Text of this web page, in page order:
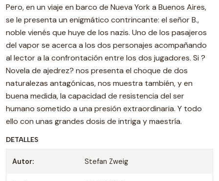
Pero, en un viaje en barco de Nueva York a Buenos Aires,
se le presenta un enigmático contrincante: el señor B.,
noble vienés que huye de los nazis. Uno de los pasajeros
del vapor se acerca a los dos personajes acompañando
al lector a la confrontación entre los dos jugadores. Si ?
Novela de ajedrez? nos presenta el choque de dos
naturalezas antagónicas, nos muestra también, y en
buena medida, la capacidad de resistencia del ser
humano sometido a una presión extraordinaria. Y todo
ello con unas grandes dosis de intriga y maestría.
DETALLES
Autor: Stefan Zweig